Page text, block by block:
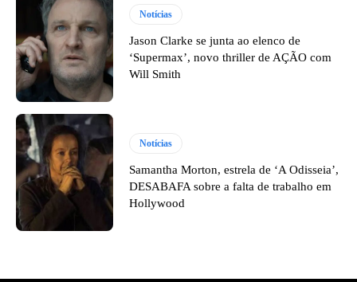
Notícias
Jason Clarke se junta ao elenco de
‘Supermax’, novo thriller de AÇÃO com
Will Smith
Notícias
Samantha Morton, estrela de ‘A Odisseia’,
DESABAFA sobre a falta de trabalho em
Hollywood